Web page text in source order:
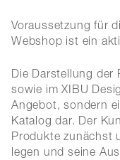
Voraussetzung für
Webshop ist ein
Die Darstellung der
sowie im XIBU
Angebot, sondern
Katalog dar. Der
Produkte zunächst
legen und seine